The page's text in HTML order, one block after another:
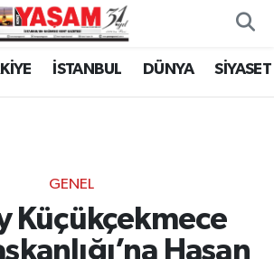
İSTANBUL DÜNYA SİYASET
GENEL
Küçükçekmece
Hasan